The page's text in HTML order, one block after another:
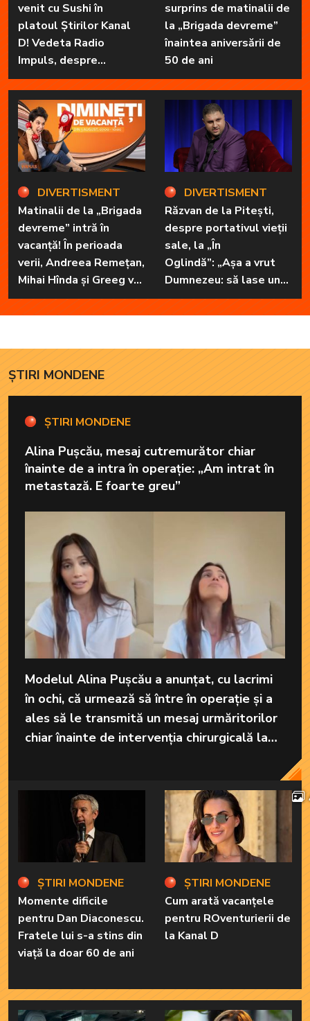
venit cu Sushi în
platoul Știrilor Kanal
D! Vedeta Radio
Impuls, despre
„Dimineți de vacanță” și
prietena sa
necuvântătoare
DIVERTISMENT
Matinalii de la „Brigada
devreme” intră în
vacanță! În perioada
verii, Andreea Remețan,
Mihai Hînda și Greeg vor
da, pe rând, trezirea cu
„Dimineți de vacanță”
surprins de matinalii de
la „Brigada devreme”
înaintea aniversării de
50 de ani
DIVERTISMENT
Răzvan de la Pitești,
despre portativul vieții
sale, la „În
Oglindă”: „Așa a vrut
Dumnezeu: să lase unul
în familie cu har, harul
de a cânta, să poată să
lipsește”
ȘTIRI MONDENE
ȘTIRI MONDENE
Alina Pușcău, mesaj cutremurător chiar
înainte de a intra în operație: „Am intrat în
metastază. E foarte greu”
Modelul Alina Pușcău a anunțat, cu lacrimi
în ochi, că urmează să între în operație și a
ales să le transmită un mesaj urmăritorilor
chiar înainte de intervenția chirurgicală la
ȘTIRI MONDENE
Momente dificile
pentru Dan Diaconescu.
Fratele lui s-a stins din
viață la doar 60 de ani
ȘTIRI MONDENE
Cum arată vacanțele
pentru ROventurierii de
la Kanal D